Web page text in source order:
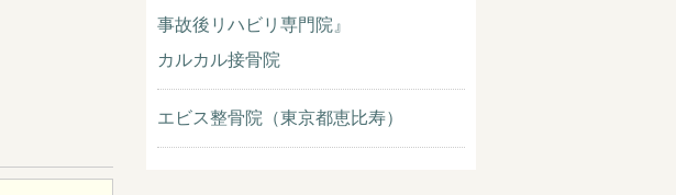
事故後リハビリ専門院』
カルカル接骨院
エビス整骨院（東京都恵比寿）